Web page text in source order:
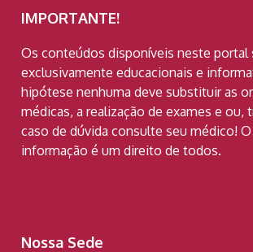
IMPORTANTE!
Os conteúdos disponíveis neste portal
exclusivamente educacionais e
hipótese nenhuma deve substituir as
médicas, a realização de exames e ou,
caso de dúvida consulte seu médico!
informação é um direito de todos.
Nossa Sede